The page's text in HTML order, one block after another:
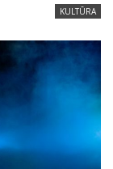
KULTŪRA